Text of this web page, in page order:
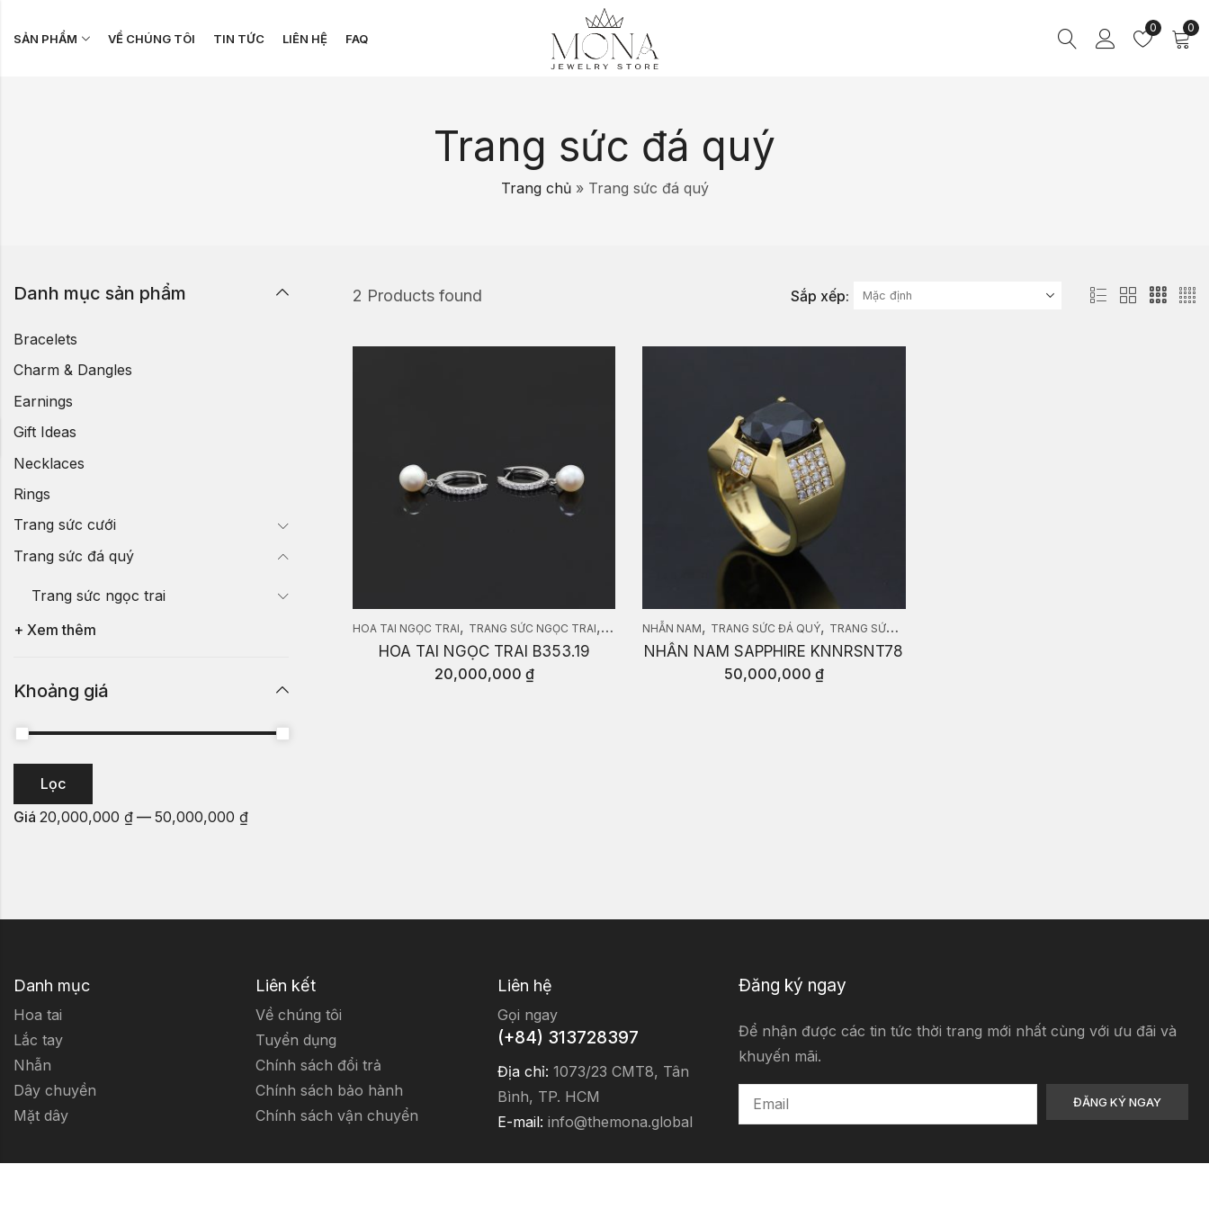
SẢN PHẨM VỀ CHÚNG TÔI TIN TỨC LIÊN HỆ FAQ
0 0
Trang sức đá quý
Trang chủ» Trang sức đá quý
2 Products found Sắp xếp:
HOA TAI NGỌC TRAI, TRANG SỨC NGỌC TRAI, TRANG SỨC VÀNG
HOA TAI NGỌC TRAI B353.19
20,000,000 ₫
NHẪN NAM, TRANG SỨC ĐÁ QUÝ, TRANG SỨC KIM CƯƠNG
NHẪN NAM SAPPHIRE KNNRSNT78
50,000,000 ₫
Danh mục sản phẩm
Bracelets
Charm & Dangles
Earnings
Gift Ideas
Necklaces
Rings
Trang sức cưới
Trang sức đá quý
Trang sức ngọc trai
+ Xem thêm
Khoảng giá
Lọc
Giá 20,000,000 ₫ — 50,000,000 ₫
Danh mục
Hoa tai
Lắc tay
Nhẫn
Dây chuyền
Mặt dây
Liên kết
Về chúng tôi
Tuyển dụng
Chính sách đổi trả
Chính sách bảo hành
Chính sách vận chuyển
Liên hệ
Gọi ngay
(+84) 313728397
Địa chỉ: 1073/23 CMT8, Tân
Bình, TP. HCM
E-mail: info@themona.global
Đăng ký ngay
Để nhận được các tin tức thời trang mới nhất cùng với ưu đãi và
khuyến mãi.